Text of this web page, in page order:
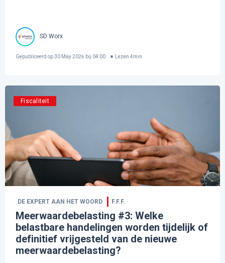
SD Worx
Gepubliceerd op30 May 2026 bij 04:00 Lezen 4min
Fiscaliteit
DE EXPERT AAN HET WOORD F.F.F.
Meerwaardebelasting #3: Welke
belastbare handelingen worden tijdelijk of
definitief vrijgesteld van de nieuwe
meerwaardebelasting?